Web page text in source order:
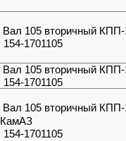
Вал 105 вторичный КПП-
154-1701105
Вал 105 вторичный КПП-
154-1701105
Вал 105 вторичный
КамАЗ
154-1701105